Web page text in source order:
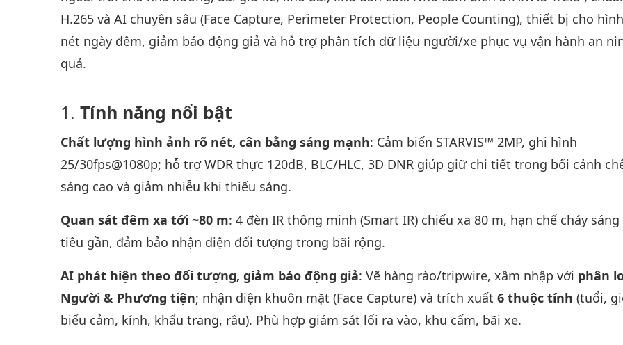
H.265 và AI chuyên sâu (Face Capture, Perimeter Protection, People Counting), thiết bị cho
nét ngày đêm, giảm báo động giả và hỗ trợ phân tích dữ liệu người/xe phục vụ vận hành an
quả.
Tính năng nổi bật
Chất lượng hình ảnh rõ nét, cân bằng sáng mạnh: Cảm biến STARVIS™ 2MP, ghi hình
25/30fps@1080p; hỗ trợ WDR thực 120dB, BLC/HLC, 3D DNR giúp giữ chi tiết trong bối cảnh
sáng cao và giảm nhiễu khi thiếu sáng.
Quan sát đêm xa tới ~80 m: 4 đèn IR thông minh (Smart IR) chiếu xa 80 m, hạn chế cháy
tiêu gần, đảm bảo nhận diện đối tượng trong bãi rộng.
AI phát hiện theo đối tượng, giảm báo động giả: Vẽ hàng rào/tripwire, xâm nhập với phân
Người & Phương tiện; nhận diện khuôn mặt (Face Capture) và trích xuất 6 thuộc tính (tuổi,
biểu cảm, kính, khẩu trang, râu). Phù hợp giám sát lối ra vào, khu cấm, bãi xe.